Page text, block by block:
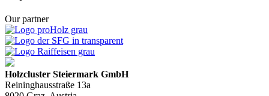
Our partner
Holzcluster Steiermark GmbH
Reininghausstraße 13a